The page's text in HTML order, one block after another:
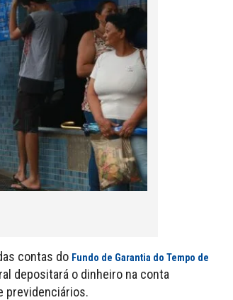
contas do Fundo de Garantia do Tempo de
depositará o dinheiro na conta
previdenciários.